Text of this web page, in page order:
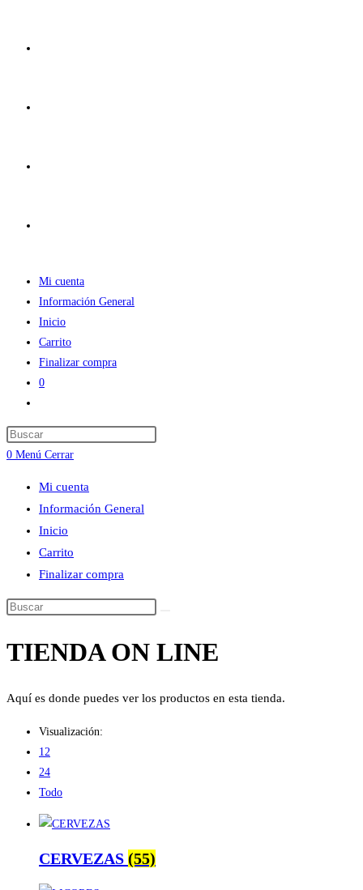
Mi cuenta
Información General
Inicio
Carrito
Finalizar compra
0
de
la
web
0 Menú Cerrar
Mi cuenta
Información General
Inicio
Carrito
Finalizar compra
Buscar
esta
TIENDA ON LINE
Aquí es donde puedes ver los productos en esta tienda.
Visualización:
12
24
Todo
CERVEZAS (55)